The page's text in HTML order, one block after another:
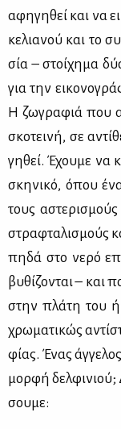
αφη­γη­θεί και να
κε­λια­νού και το
σία – στοί­χη­μα
για την
Η ζω­γρα­φιά που
σκο­τει­νή, σε
γη­θεί. Έχου­με να
σκη­νι­κό, όπου
τους
στρα­φτα­λι­σμούς
πη­δά στο νε­ρό
βυ­θί­ζο­νται – και
στην πλά­τη του
χρω­μα­τι­κώς
φί­ας. Ένας
μορ­φή
σου­με: